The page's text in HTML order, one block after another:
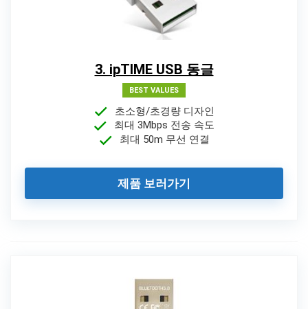
3. ipTIME USB 동글
BEST VALUES
초소형/초경량 디자인
최대 3Mbps 전송 속도
최대 50m 무선 연결
제품 보러가기